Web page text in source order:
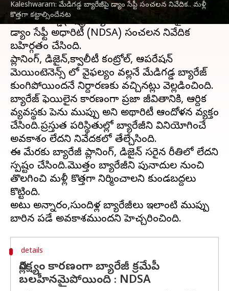
Kaleshwaram: మేడిగడ్డ బ్యారేజీపై డ్యాం సేప్టీ సంచలన నివేదిక.. మళ్లీ
కొత్తగా కట్టాల్సిందేనట
తెలంగాణలోని ప్రతిష్టాత్మకమైనకాళేశ్వరం ప్రాజెక్టులో
కీలక మేడిగడ్డ(లక్ష్మీ) బ్యారేజ్ కుంగిపోవటంపై నేషనల్
డ్యాం సేఫ్టీ అధారిటీ (NDSA) సంచలన నివేదిక
బహిర్గతం చేసింది.
ప్లానింగ్, డిజైన్,క్వాలీటీ కంట్రోల్, ఆపరేషన్
మెయింటెనెన్స్ లో వైఫల్యం వల్లనే మేడిగడ్డ బ్యారేజ్
కుంగిపోయిందనే నిర్దారణకు వచ్చినట్లు వెల్లడించింది.
బ్యారేజ్ ఫెయిలైన కారణంగా ప్రజా జీవితానికి, ఆర్దిక
వ్యవస్థకు పెను ముప్పు అని అథారిటీ ఆందోళన వ్యక్తం
చేసింది.ప్రస్తుత పరిస్థితుల్లో బ్యారేజీని వినియోగించే
అవకాశం లేదని నివేదకలో తేల్చేసింది.
ఈ మేరకు బ్యారేజీ ప్లానింగ్, డిజైన్ సరైన రీతిలో లేదని
స్పష్టం చేసింది.మొత్తం బ్యారేజీని పునాదుల నుంచి
తొలగించి మళ్లీ కొత్తగా నిర్మించాలని కుండబద్దలు
కొట్టింది.
అటు అన్నారం,సుందిళ్ల బ్యారేజీలు ఇలాంటి ముప్పు
details
నిర్లక్ష్యం కారణంగా బ్యారేజీ క్రమేపీ
బలహీనమైపోయింది : NDSA